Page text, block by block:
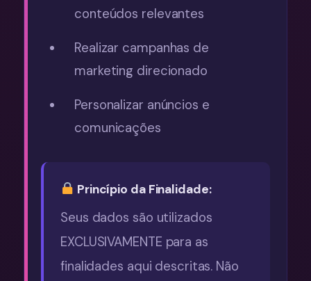
conteúdos relevantes
Realizar campanhas de
marketing direcionado
Personalizar anúncios e
comunicações
Princípio da Finalidade:
Seus dados são utilizados
EXCLUSIVAMENTE para as
finalidades aqui descritas. Não